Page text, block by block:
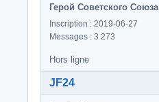
Герой Советского Союза
Inscription : 2019-06-27
Messages : 3 273
Hors ligne
JF24